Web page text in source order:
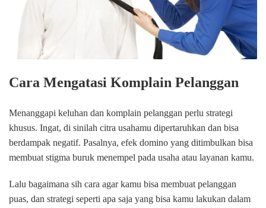
Cara Mengatasi Komplain Pelanggan
Menanggapi keluhan dan komplain pelanggan perlu strategi
khusus. Ingat, di sinilah citra usahamu dipertaruhkan dan bisa
berdampak negatif. Pasalnya, efek domino yang ditimbulkan bisa
membuat stigma buruk menempel pada usaha atau layanan kamu.
Lalu bagaimana sih cara agar kamu bisa membuat pelanggan
puas, dan strategi seperti apa saja yang bisa kamu lakukan dalam